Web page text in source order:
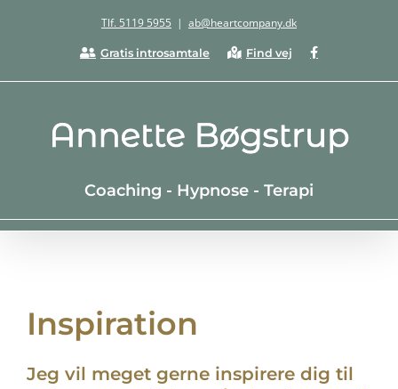
Tlf. 5119 5955 | ab@heartcompany.dk
Gratis introsamtale Find vej Facebook
Coaching - Hypnose - Terapi
Inspiration
Jeg vil meget gerne inspirere dig til